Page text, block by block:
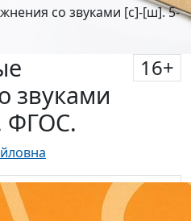
со звуками [с]-[ш]. 5-
звуками
ФГОС.
16+